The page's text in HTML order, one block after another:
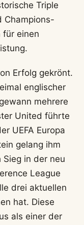
Triple
Champions-
für einen
Erfolg gekrönt.
englischer
mehrere
United führte
UEFA Europa
gelang ihm
Sieg in der neu
League
drei aktuellen
hat. Diese
als einer der